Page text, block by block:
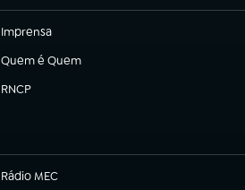
Imprensa
(abre em nova aba)
Quem é Quem
(abre em nova aba)
RNCP
(abre em nova aba)
Rádio MEC